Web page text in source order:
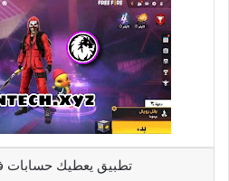
تطبيق يعطيك حسابات